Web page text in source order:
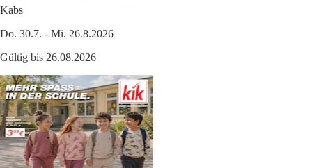
Kabs
Do. 30.7. - Mi. 26.8.2026
Gültig bis 26.08.2026